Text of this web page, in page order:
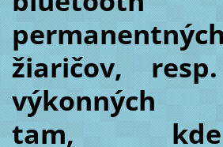
permanentných
žiaričov,
výkonných
tam,